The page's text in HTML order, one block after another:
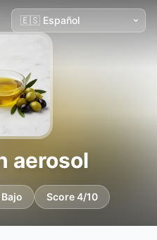
aerosol
Bajo Score 4/10